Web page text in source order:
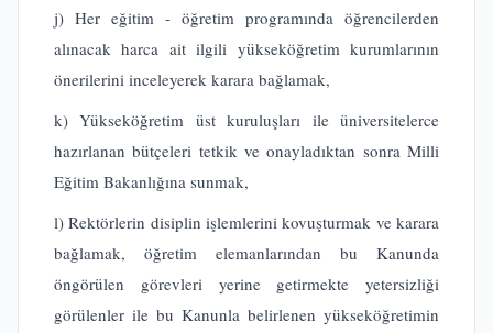
j) Her eğitim - öğretim programında öğrencilerden
alınacak harca ait ilgili yükseköğretim kurumlarının
önerilerini inceleyerek karara bağlamak,
k) Yükseköğretim üst kuruluşları ile üniversitelerce
hazırlanan bütçeleri tetkik ve onayladıktan sonra Milli
Eğitim Bakanlığına sunmak,
l) Rektörlerin disiplin işlemlerini kovuşturmak ve karara
bağlamak, öğretim elemanlarından bu Kanunda
öngörülen görevleri yerine getirmekte yetersizliği
görülenler ile bu Kanunla belirlenen yükseköğretimin